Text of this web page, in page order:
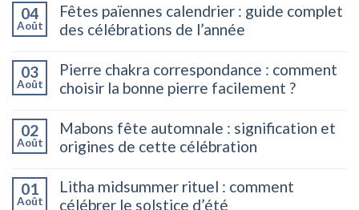
04
Août
Fêtes païennes calendrier : guide complet
des célébrations de l’année
03
Août
Pierre chakra correspondance : comment
choisir la bonne pierre facilement ?
02
Août
Mabons fête automnale : signification et
origines de cette célébration
01
Août
Litha midsummer rituel : comment
célébrer le solstice d’été